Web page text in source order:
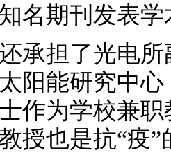
名期刊发表
担了光电所
阳能研究中
作为学校兼
授也是抗“疫